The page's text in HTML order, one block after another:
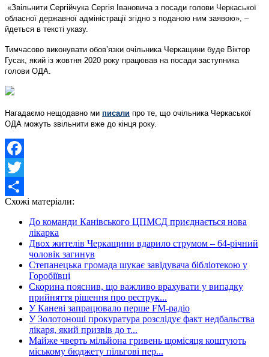
«Звільнити Сергійчука Сергія Івановича з посади голови Черкаської
обласної державної адміністрації згідно з поданою ним заявою», –
йдеться в тексті указу.
Тимчасово виконувати обов’язки очільника Черкащини буде Віктор
Гусак, який із жовтня 2020 року працював на посади заступника
голови ОДА.
Нагадаємо нещодавно ми писали про те, що очільника Черкаської
ОДА можуть звільнити вже до кінця року.
Facebook
Twitter
Share
Схожі матеріали:
До команди Канівського ЦПМСД приєднається нова
лікарка
Двох жителів Черкащини вдарило струмом – 64-річний
чоловік загинув
Степанецька громада шукає завідувача бібліотекою у
Горобіївці
Скорина пояснив, що важливо врахувати у випадку
прийняття рішення про реструк...
У Каневі запрацювало перше FM-радіо
У Золотоноші прокуратура розслідує факт недбальства
лікаря, який призвів до т...
Майже чверть мільйона гривень щомісяця коштують
міському бюджету пільгові пер...